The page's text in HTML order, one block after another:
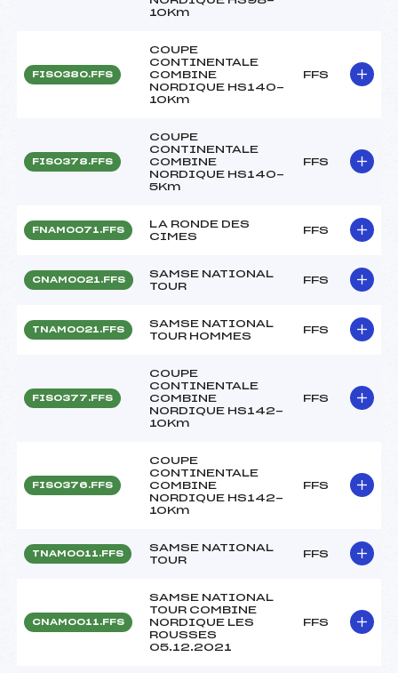
10Km
FIS0380.FFS
COUPE
CONTINENTALE
COMBINE
NORDIQUE HS140-
10Km
FFS
FIS0378.FFS
COUPE
CONTINENTALE
COMBINE
NORDIQUE HS140-
5Km
FFS
FNAM0071.FFS
LA RONDE DES
CIMES
FFS
CNAM0021.FFS
SAMSE NATIONAL
TOUR
FFS
TNAM0021.FFS
SAMSE NATIONAL
TOUR HOMMES
FFS
FIS0377.FFS
COUPE
CONTINENTALE
COMBINE
NORDIQUE HS142-
10Km
FFS
FIS0376.FFS
COUPE
CONTINENTALE
COMBINE
NORDIQUE HS142-
10Km
FFS
TNAM0011.FFS
SAMSE NATIONAL
TOUR
FFS
CNAM0011.FFS
SAMSE NATIONAL
TOUR COMBINE
NORDIQUE LES
ROUSSES
05.12.2021
FFS